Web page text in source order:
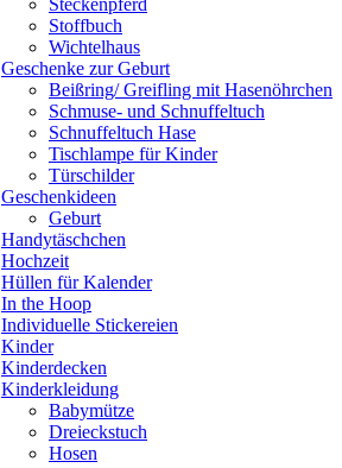
Steckenpferd
Stoffbuch
Wichtelhaus
Geschenke zur Geburt
Beißring/ Greifling mit Hasenöhrchen
Schmuse- und Schnuffeltuch
Schnuffeltuch Hase
Tischlampe für Kinder
Türschilder
Geschenkideen
Geburt
Handytäschchen
Hochzeit
Hüllen für Kalender
In the Hoop
Individuelle Stickereien
Kinder
Kinderdecken
Kinderkleidung
Babymütze
Dreieckstuch
Hosen